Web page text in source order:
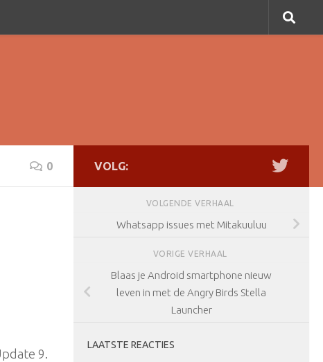
0
9.
VOLG:
VOLGENDE VERHAAL
Whatsapp issues met Mitakuuluu
VORIGE VERHAAL
Blaas je Android smartphone nieuw
leven in met de Angry Birds Stella
Launcher
LAATSTE REACTIES